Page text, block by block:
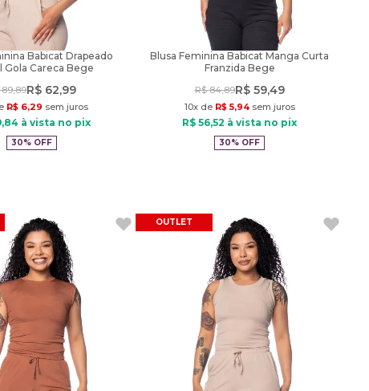
Babicat Drapeado
Gola Careca Bege
89,89R$ 62,99
R$ 6,29 sem juros
,84 à vista no pix
30% OFF
Blusa Feminina Babicat Manga Curta
Franzida Bege
R$ 84,89R$ 59,49
10x de R$ 5,94sem juros
R$ 56,52 à vista no pix
30% OFF
OUTLET